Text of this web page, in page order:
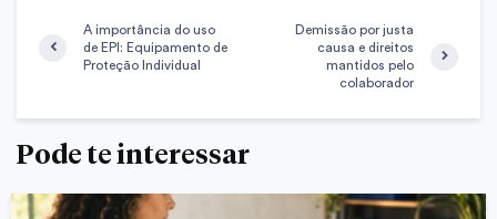
A importância do uso
de EPI: Equipamento de
Proteção Individual
Demissão por justa
causa e direitos
mantidos pelo
colaborador
Pode te interessar